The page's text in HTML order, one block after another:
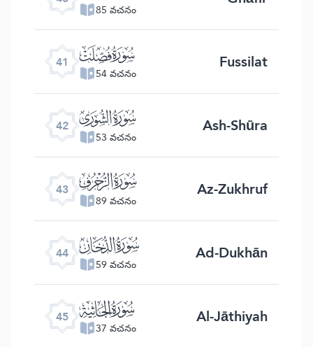
85 వచనం
41 ﯖ
54 వచనం Fussilat
42 ﯗ
53 వచనం Ash-Shūra
43 ﯘ
89 వచనం Az-Zukhruf
44 ﯙ
59 వచనం Ad-Dukhān
45 ﯚ
37 వచనం Al-Jāthiyah